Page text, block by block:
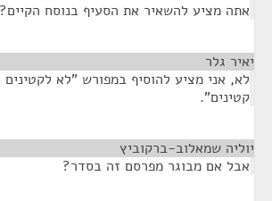
אתה מציע להשאיר את הסעיף בנוסח הקיים?
יאיר גלר
לא, אני מציע להוסיף במפורש "לא לקטינים
קטינים".
יוליה שמאלוב-ברקוביץ
אבל אם מבוגר מפרסם זה בסדר?